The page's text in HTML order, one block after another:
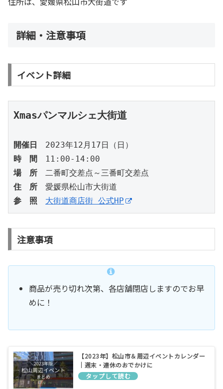
詳細・注意事項
イベント詳細
Xmasパンマルシェ大街道
開催日
2023年12月17日（日）
時　間
11:00-14:00
場　所 二番町交差点～三番町交差点
住　所 愛媛県松山市大街道
参　照
大街道商店街 公式HP
注意事項
商品が売り切れ次第、各店舗閉店しますのでお早
めに！
【2023年】松山市＆周辺イベントカレンダー
｜週末・連休のおでかけに